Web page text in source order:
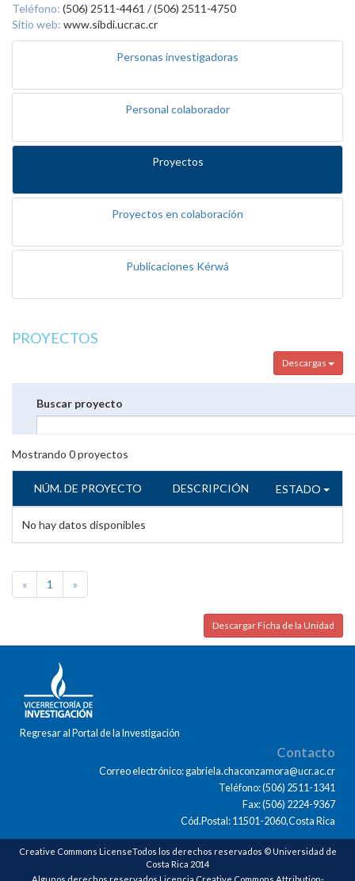
Teléfono: (506) 2511-4461 / (506) 2511-4750
Sitio web: www.sibdi.ucr.ac.cr
Personas investigadoras
Personal colaborador
Proyectos
Proyectos en colaboración
Publicaciones Kérwá
PROYECTOS
Descargas
Buscar proyecto
Mostrando 0proyectos
NÚM. DE PROYECTO DESCRIPCIÓN ESTADO
No hay datos disponibles
« 1 »
Descargar Ficha de la Unidad
Regresar al Portal de la Investigación
Contacto
Correo electrónico: gabriela.chaconzamora@ucr.ac.cr
Teléfono: (506) 2511-1341
Fax: (506) 2224-9367
Cód.Postal: 11501-2060,Costa Rica
Creative Commons LicenseTodos los derechos reservados © Universidad de
Costa Rica 2014